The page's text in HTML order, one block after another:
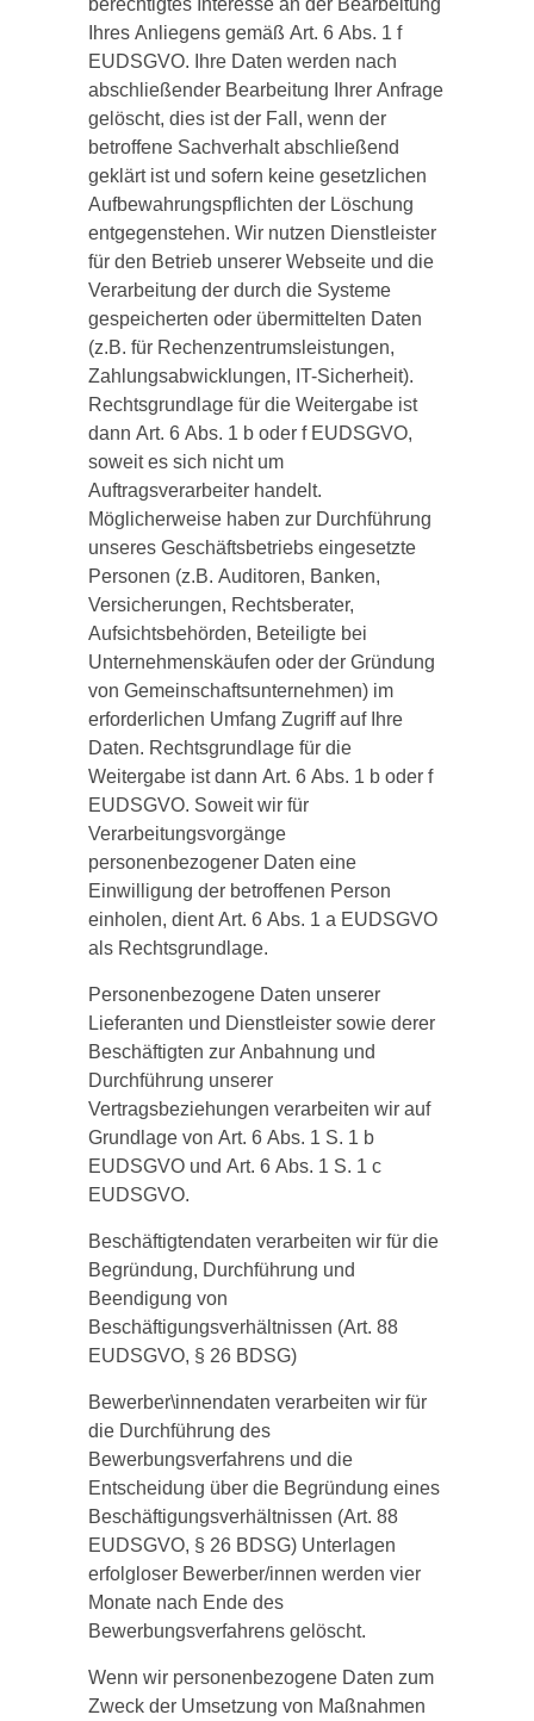
berechtigtes Interesse an der Bearbeitung
Ihres Anliegens gemäß Art. 6 Abs. 1 f
EUDSGVO. Ihre Daten werden nach
abschließender Bearbeitung Ihrer Anfrage
gelöscht, dies ist der Fall, wenn der
betroffene Sachverhalt abschließend
geklärt ist und sofern keine gesetzlichen
Aufbewahrungspflichten der Löschung
entgegenstehen. Wir nutzen Dienstleister
für den Betrieb unserer Webseite und die
Verarbeitung der durch die Systeme
gespeicherten oder übermittelten Daten
(z.B. für Rechenzentrumsleistungen,
Zahlungsabwicklungen, IT-Sicherheit).
Rechtsgrundlage für die Weitergabe ist
dann Art. 6 Abs. 1 b oder f EUDSGVO,
soweit es sich nicht um
Auftragsverarbeiter handelt.
Möglicherweise haben zur Durchführung
unseres Geschäftsbetriebs eingesetzte
Personen (z.B. Auditoren, Banken,
Versicherungen, Rechtsberater,
Aufsichtsbehörden, Beteiligte bei
Unternehmenskäufen oder der Gründung
von Gemeinschaftsunternehmen) im
erforderlichen Umfang Zugriff auf Ihre
Daten. Rechtsgrundlage für die
Weitergabe ist dann Art. 6 Abs. 1 b oder f
EUDSGVO. Soweit wir für
Verarbeitungsvorgänge
personenbezogener Daten eine
Einwilligung der betroffenen Person
einholen, dient Art. 6 Abs. 1 a EUDSGVO
als Rechtsgrundlage.
Personenbezogene Daten unserer
Lieferanten und Dienstleister sowie derer
Beschäftigten zur Anbahnung und
Durchführung unserer
Vertragsbeziehungen verarbeiten wir auf
Grundlage von Art. 6 Abs. 1 S. 1 b
EUDSGVO und Art. 6 Abs. 1 S. 1 c
EUDSGVO.
Beschäftigtendaten verarbeiten wir für die
Begründung, Durchführung und
Beendigung von
Beschäftigungsverhältnissen (Art. 88
EUDSGVO, § 26 BDSG)
Bewerber\innendaten verarbeiten wir für
die Durchführung des
Bewerbungsverfahrens und die
Entscheidung über die Begründung eines
Beschäftigungsverhältnissen (Art. 88
EUDSGVO, § 26 BDSG) Unterlagen
erfolgloser Bewerber/innen werden vier
Monate nach Ende des
Bewerbungsverfahrens gelöscht.
Wenn wir personenbezogene Daten zum
Zweck der Umsetzung von Maßnahmen